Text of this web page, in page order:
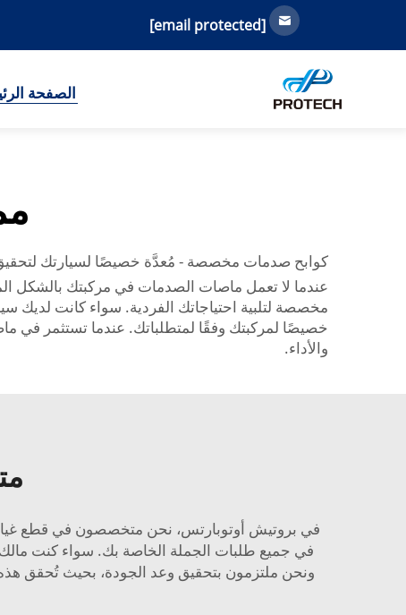
[email protected]
الصفحة
كوابح صدمات مخصصة - مُعدَّة خصيصًا لسيارتك
عندما لا تعمل ماصات الصدمات في مركبتك بالشكل
مخصصة لتلبية احتياجاتك الفردية. سواء كانت لديك
خصيصًا لمركبتك وفقًا لمتطلباتك. عندما تستثمر في
والأداء.
في بروتيش أوتوبارتس، نحن متخصصون في قطع غيار
في جميع طلبات الجملة الخاصة بك. سواء كنت
ونحن ملتزمون بتحقيق وعد الجودة، بحيث تُحقق هذه